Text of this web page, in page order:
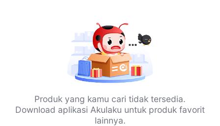
Produk yang kamu cari tidak tersedia.
Download aplikasi Akulaku untuk produk favorit
lainnya.